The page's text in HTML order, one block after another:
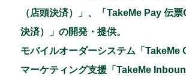
（店頭決済）」、「TakeMe Pay 伝
決済）」の開発・提供。
モバイルオーダーシステム「TakeMe
マーケティング支援「TakeMe